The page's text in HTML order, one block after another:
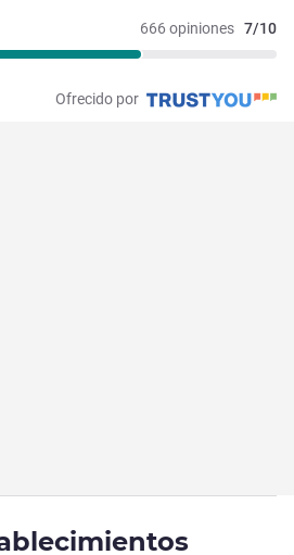
666 opiniones 7/10
Ofrecido por